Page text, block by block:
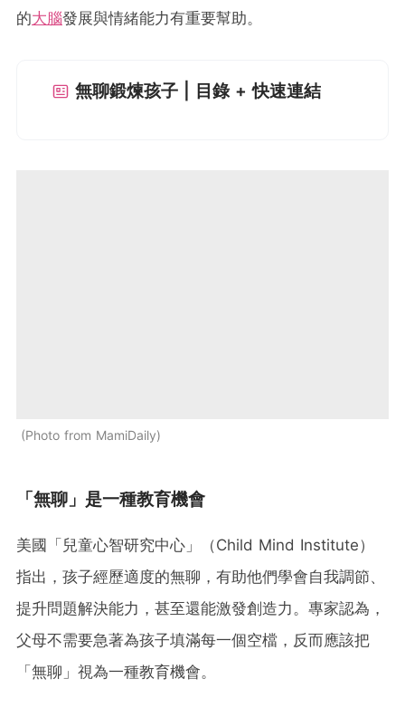
的大腦發展與情緒能力有重要幫助。
無聊鍛煉孩子 | 目錄 + 快速連結
Photo from MamiDaily
「無聊」是一種教育機會
美國「兒童心智研究中心」（Child Mind Institute）
指出，孩子經歷適度的無聊，有助他們學會自我調節、
提升問題解決能力，甚至還能激發創造力。專家認為，
父母不需要急著為孩子填滿每一個空檔，反而應該把
「無聊」視為一種教育機會。